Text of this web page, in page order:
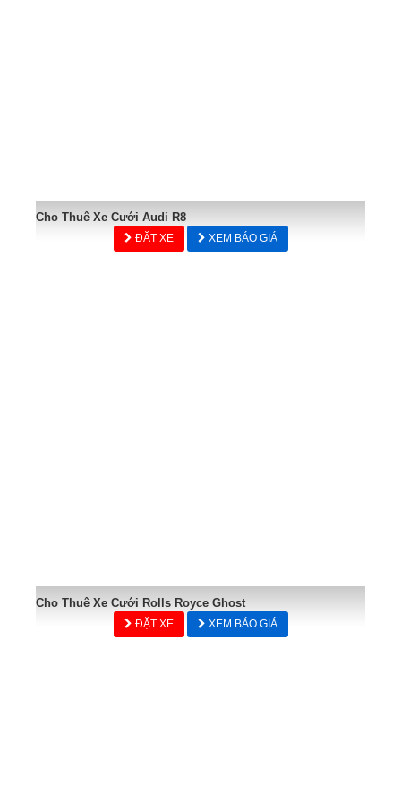
Cho Thuê Xe Cưới Audi R8
ĐẶT XE XEM BÁO GIÁ
Cho Thuê Xe Cưới Rolls Royce Ghost
ĐẶT XE XEM BÁO GIÁ